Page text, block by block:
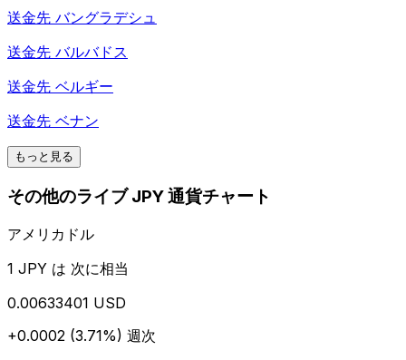
送金先 バングラデシュ
送金先 バルバドス
送金先 ベルギー
送金先 ベナン
もっと見る
その他のライブ JPY 通貨チャート
アメリカドル
1 JPY は 次に相当
0.00633401 USD
+0.0002 (3.71%) 週次